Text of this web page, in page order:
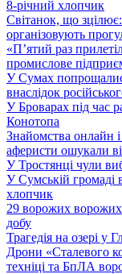
8-річний хлопчик
Світанок, що
організовують
«П’ятий раз
промислове
У Сумах
внаслідок
У Броварах під час
Конотопа
Знайомства онлайн
аферисти ошукали
У Тростянці чули
У Сумській громаді
хлопчик
29 ворожих
добу
Трагедія на озері у
Дрони «Сталевого
техніці та БпЛА